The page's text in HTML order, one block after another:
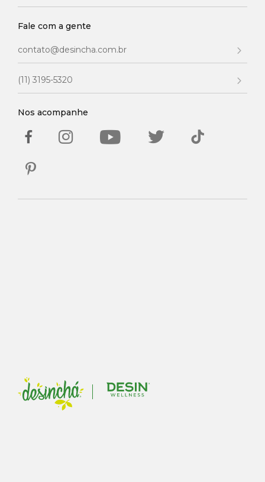
Fale com a gente
contato@desincha.com.br
(11) 3195-5320
Nos acompanhe